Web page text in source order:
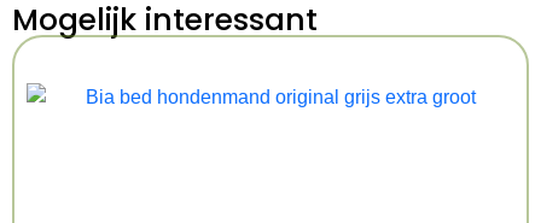
– Te wassen op 40 graden Celsius
– Geschikt voor honden tot 20 kg
Afmeting: 120X1,5 cm
Mogelijk interessant